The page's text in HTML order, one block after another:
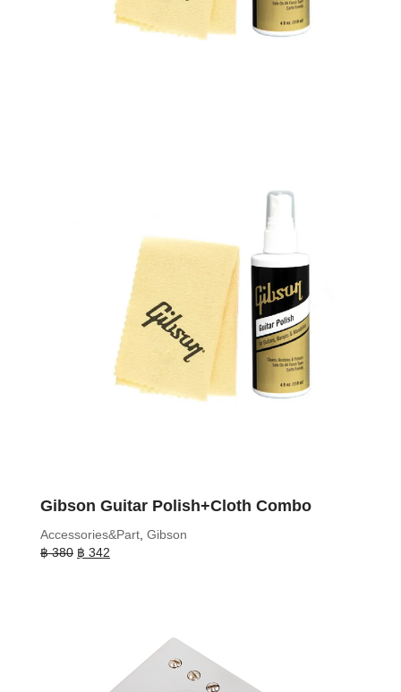
Gibson Guitar Polish+Cloth Combo
Accessories&Part Gibson
฿380 Original
฿ 342